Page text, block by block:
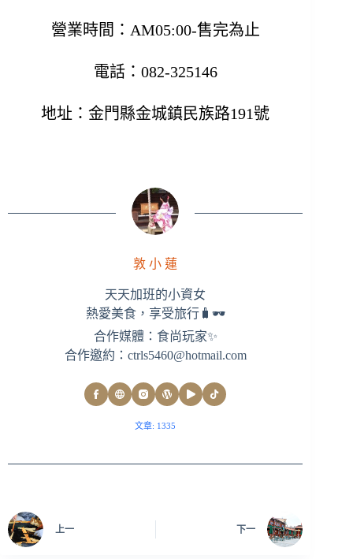
營業時間：AM05:00-售完為止
電話：082-325146
地址：金門縣金城鎮民族路191號
敦 小 蓮
天天加班的小資女
熱愛美食，享受旅行🧳🕶
合作媒體：食尚玩家✨
合作邀約： ctrls5460@hotmail.com
文章: 1335
上一 下一